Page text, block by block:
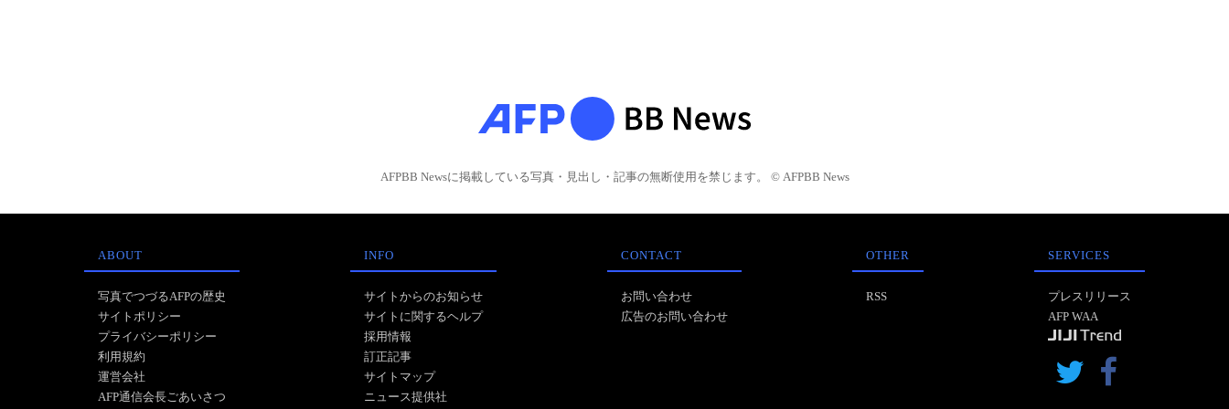
AFPBB Newsに掲載している写真・見出し・記事の無断使用を禁じます。 © AFPBB News
ABOUT
写真でつづるAFPの歴史
サイトポリシー
プライバシーポリシー
利用規約
運営会社
AFP通信会長ごあいさつ
INFO
サイトからのお知らせ
サイトに関するヘルプ
採用情報
訂正記事
サイトマップ
ニュース提供社
CONTACT
お問い合わせ
広告のお問い合わせ
OTHER
RSS
SERVICES
プレスリリース
AFP WAA